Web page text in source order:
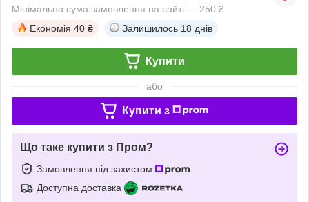
Мінімальна сума замовлення на сайті — 250 ₴
Економія 40 ₴ Залишилось 18 днів
Купити
або
Купити з
Що таке купити з Пром?
Замовлення під захистом
Доступна доставка